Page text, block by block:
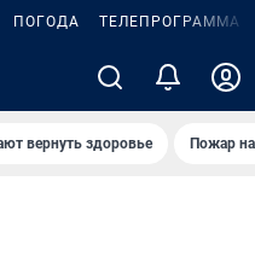
ПОГОДА ТЕЛЕПРОГРАММА
вернуть здоровье Пожар